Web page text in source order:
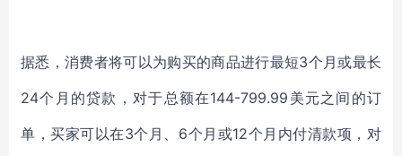
据悉，消费者将可以为购买的商品进行最短3个月或最长
24个月的贷款，对于总额在144-799.99美元之间的订
单，买家可以在3个月、6个月或12个月内付清款项，对